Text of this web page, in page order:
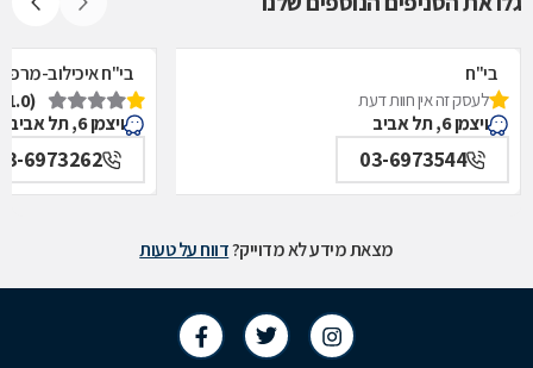
בי"ח
איכילוב-אף,אוזן,גרון,ניתוחי-ראש,צוואר,פה,לסתות-מערך,
תל אביב
לעסק זה אין חוות דעת
ויצמן 6, תל אביב
03-6973544
בי"ח איכילוב-
תל אביב
(1.0)
ויצמן 6, תל אביב
6973262
מצאת מידע לא מדוייק?דווח על טעות